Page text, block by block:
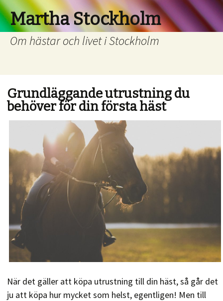
Martha Stockholm
Om hästar och livet i Stockholm
Grundläggande utrustning du
behöver för din första häst
När det gäller att köpa utrustning till din häst, så går det
ju att köpa hur mycket som helst, egentligen! Men till